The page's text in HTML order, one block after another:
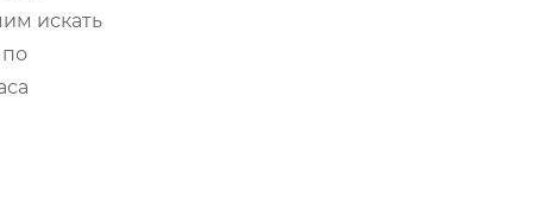
искать
по